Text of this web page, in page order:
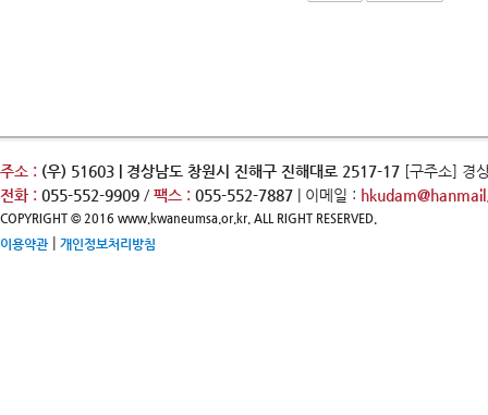
주소 : (우) 51603 | 경상남도 창원시 진해구 진해대로 2517-17 [구주소] 경
전화 : 055-552-9909 / 팩스 : 055-552-7887 | 이메일 :
COPYRIGHT © 2016 www.kwaneumsa.or.kr. ALL RIGHT RESERVED.
이용약관| 개인정보처리방침